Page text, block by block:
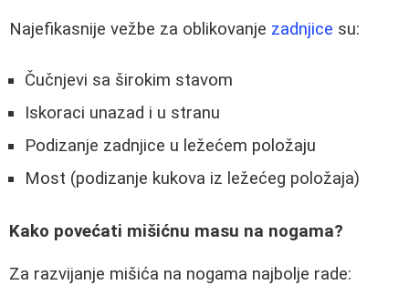
Najefikasnije vežbe za oblikovanje zadnjice su:
Čučnjevi sa širokim stavom
Iskoraci unazad i u stranu
Podizanje zadnjice u ležećem položaju
Most (podizanje kukova iz ležećeg položaja)
Kako povećati mišićnu masu na nogama?
Za razvijanje mišića na nogama najbolje rade: